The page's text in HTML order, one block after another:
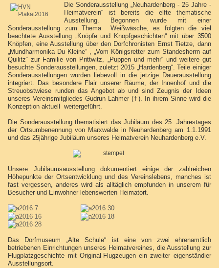
Die Sonderausstellung „Neuhardenberg - 25 Jahre -
Heimatverein“ ist bereits die elfte thematische
Ausstellung. Begonnen wurde mit einer
Sonderausstellung zum Thema Weißwäsche, es folgten die viel
beachtete Ausstellung „Knöpfe und Knopfgeschichten“ mit über 3500
Knöpfen, eine Ausstellung über den Dorfchronisten Ernst Tietze, dann
„Mundharmonika Du Kleine“ , „Vom Königsretter zum Standesherrn auf
Quilitz“ zur Familie von Prittwitz, „Puppen und mehr“ und weitere gut
besuchte Sonderausstellungen, zuletzt 2015 „Hardenberg“. Teile einiger
Sonderausstellungen wurden liebevoll in die jetzige Dauerausstellung
integriert. Das besondere Flair unserer Räume, der Innenhof und die
Streuobstwiese runden das Angebot ab und sind Zeugnis der Ideen
unseres Vereinsmitgliedes Gudrun Lahmer (†). In ihrem Sinne wird die
Konzeption aktuell weitergeführt.
Die Sonderausstellung thematisiert das Jubiläum des 25. Jahrestages
der Ortsumbenennung von Marxwalde in Neuhardenberg am 1.1.1991
und das 25jährige Jubiläum unseres Heimatverein Neuhardenberg e.V.
Unsere Jubiläumsausstellung dokumentiert einige der zahlreichen
Höhepunkte der Ortsentwicklung und des Vereinslebens, manches ist
fast vergessen, anderes wird als alltäglich empfunden in unserem für
Besucher und Einwohner lebenswerten Heimatort.
Das Dorfmuseum „Alte Schule“ ist eine von zwei ehrenamtlich
betriebenen Einrichtungen unseres Heimatvereines, die Ausstellung zur
Flugplatzgeschichte mit Original-Flugzeugen ein zweiter eigenständier
Ausstellungsort.